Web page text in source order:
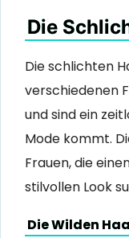
Die
Die schlichten
verschiedenen
und sind ein
Mode kommt.
Frauen, die
stilvollen Look
Die Wilden